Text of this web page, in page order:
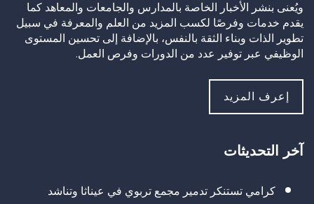
ويُعنى بنشر الأخبار الخاصة بالمدارس والجامعات والمعاهد كما
يقدم خدمات وفرصًا لكسب المزيد من العلم والمعرفة في سبيل
تطوير الذات وبناء الثقة بالنفس، بالإضافة إلى تحسين المستوى
الوظيفي عبر توفير عدد من الدورات وفرص العمل.
إعرف المزيد
آخر التحديثات
كرامي تستنكر تدمير مجمع تربوي في عيناثا وتناشد